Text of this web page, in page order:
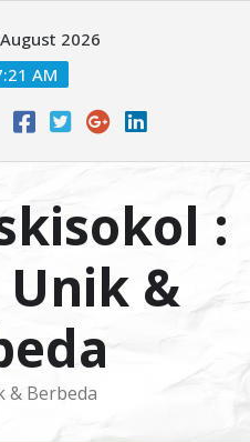
2026
AM
:
&
& Berbeda